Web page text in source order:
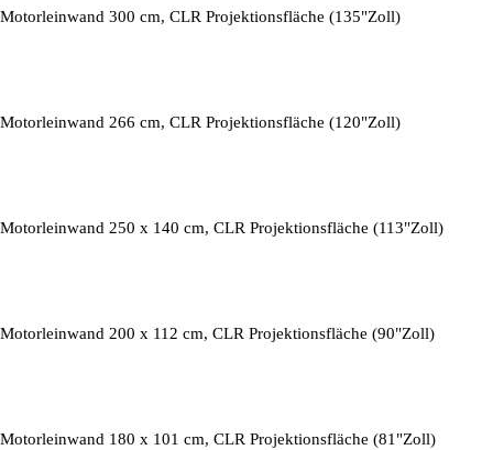
Motorleinwand 300 cm, CLR Projektionsfläche (135"Zoll)
Motorleinwand 266 cm, CLR Projektionsfläche (120"Zoll)
Motorleinwand 250 x 140 cm, CLR Projektionsfläche (113"Zoll)
Motorleinwand 200 x 112 cm, CLR Projektionsfläche (90"Zoll)
Motorleinwand 180 x 101 cm, CLR Projektionsfläche (81"Zoll)